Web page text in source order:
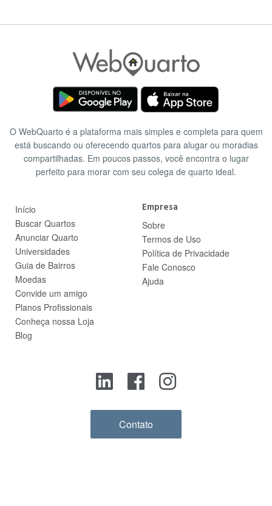
O WebQuarto é a plataforma mais simples e completa para quem
está buscando ou oferecendo quartos para alugar ou moradias
compartilhadas. Em poucos passos, você encontra o lugar
perfeito para morar com seu colega de quarto ideal.
Início
Buscar Quartos
Anunciar Quarto
Universidades
Guia de Bairros
Moedas
Convide um amigo
Planos Profissionais
Conheça nossa Loja
Blog
Empresa
Sobre
Termos de Uso
Política de Privacidade
Fale Conosco
Ajuda
Contato